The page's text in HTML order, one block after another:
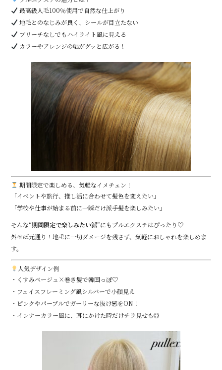
最高級人毛100％使用で自然な仕上がり
地毛とのなじみが良く、シールが目立たない
ブリーチなしでもハイライト風に見える
カラーやアレンジの幅がグッと広がる！
期間限定で楽しめる、気軽なイメチェン！
「イベントや旅行、推し活に合わせて髪色を変えたい」
「学校や仕事が始まる前に一瞬だけ派手髪を楽しみたい」
そんな“期間限定で楽しみたい派”にもプルエクステはぴったり♡
外せば元通り！地毛に一切ダメージを残さず、気軽におしゃれを楽しめま
す。
人気デザイン例
・くすみベージュ×巻き髪で韓国っぽ♡
・フェイスフレーミング風シルバーで小顔見え
・ピンクやパープルでガーリーな抜け感をON！
・インナーカラー風に、耳にかけた時だけチラ見せも◎